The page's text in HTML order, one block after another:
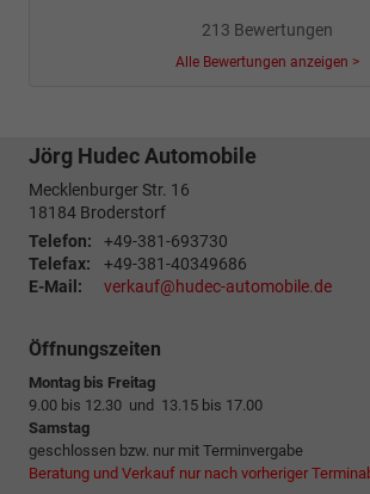
213 Bewertungen
Alle Bewertungen anzeigen >
Jörg Hudec Automobile
Mecklenburger Str. 16
18184 Broderstorf
Telefon:
+49-381-693730
Telefax:
+49-381-40349686
E-Mail:
verkauf@hudec-automobile.de
Öffnungszeiten
Montag bis Freitag
9.00 bis 12.30 und 13.15 bis 17.00
Samstag
geschlossen bzw. nur mit Terminvergabe
Beratung und Verkauf nur nach vorheriger